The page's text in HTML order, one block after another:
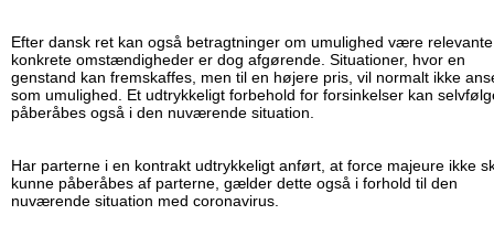
Efter dansk ret kan også betragtninger om umulighed være
konkrete omstændigheder er dog afgørende. Situationer, hvor en
genstand kan fremskaffes, men til en højere pris, vil normalt ikke
som umulighed. Et udtrykkeligt forbehold for forsinkelser kan
påberåbes også i den nuværende situation.
Har parterne i en kontrakt udtrykkeligt anført, at force majeure ikke
kunne påberåbes af parterne, gælder dette også i forhold til den
nuværende situation med coronavirus.